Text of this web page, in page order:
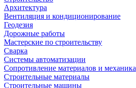
Архитектура
Вентиляция и кондиционирование
Геодезия
Дорожные работы
Мастерские по строительству
Сварка
Системы автоматизации
Сопротивление материалов и механика
Строительные материалы
Строительные машины